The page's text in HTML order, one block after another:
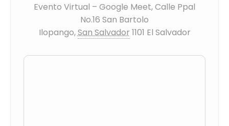
Evento Virtual – Google Meet,Calle Ppal
No.16 San Bartolo
Ilopango,San Salvador 1101 El Salvador